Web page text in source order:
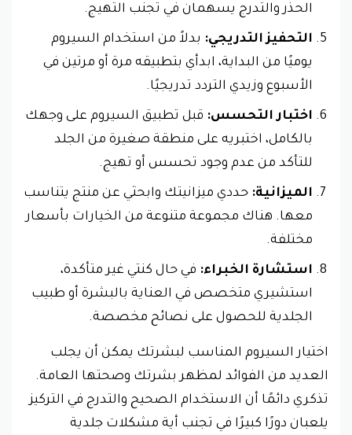
الحذر والتدرج يسهمان في تجنب التهيج.
التحفيز التدريجي: بدلاً من استخدام السيروم
يوميًا من البداية، ابدأي بتطبيقه مرة أو مرتين في
الأسبوع وزيدي التردد تدريجيًا.
اختبار التحسس: قبل تطبيق السيروم على وجهك
بالكامل، اختبريه على منطقة صغيرة من الجلد
للتأكد من عدم وجود تحسس أو تهيج.
الميزانية: حددي ميزانيتك وابحثي عن منتج يتناسب
معها. هناك مجموعة متنوعة من الخيارات بأسعار
مختلفة.
استشارة الخبراء: في حال كنتي غير متأكدة،
استشيري متخصص في العناية بالبشرة أو طبيب
الجلدية للحصول على نصائح مخصصة.
اختيار السيروم المناسب لبشرتك يمكن أن يجلب
العديد من الفوائد لمظهر بشرتك وصحتها العامة.
تذكري دائمًا أن الاستخدام الصحيح والتدرج في التركيز
يلعبان دورًا كبيرًا في تجنب أية مشكلات جلدية